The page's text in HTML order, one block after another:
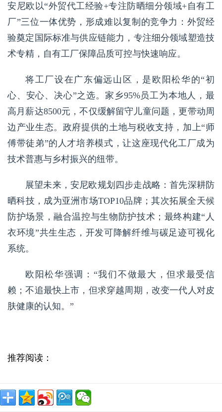
安尼欧以“外贸代工经验+专注防晒细分领域+自有工
厂”三位一体优势，形成难以复制的竞争力：外贸经
验奠定国际标准与供应链能力，专注细分领域塑造技
术专精，自有工厂保障品质可控与快速响应。
将工厂设在广东偏远山区，是欧阳松华的“初
心、安心、决心”之选。家乡95%员工为本地人，最
高月薪达8500元，不仅缓解留守儿童问题，更带动周
边产业生态。政府提供的土地与税收支持，加上“师
傅带徒弟”的人才培养模式，让这座现代化工厂成为
技术普惠与乡村振兴的纽带。
展望未来，安尼欧规划四步走战略：首先深耕防
晒科技，成为亚洲市场TOP10品牌；其次拓展全天候
防护场景，融合温控与生物防护技术；最终构建“人
衣环境”共生生态，开发可降解纤维与碳足迹可视化
系统。
欧阳松华强调：“我们不做最大，但求最受信
赖；不追最快上市，但求穿越周期，改变一代人对皮
肤健康的认知。”
推荐阅读：